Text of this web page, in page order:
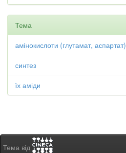
Тема
амінокислоти (глутамат, аспартат)
синтез
їх аміди
Тема від